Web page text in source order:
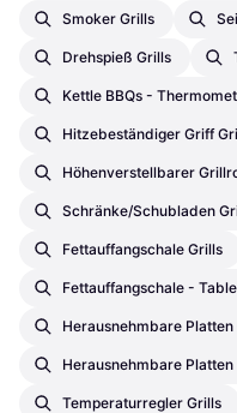
Smoker Grills
Drehspieß Grills
Kettle BBQs -
Hitzebeständiger Griff
Höhenverstellbarer
Schränke/Schubladen
Fettauffangschale Grills
Fettauffangschale -
Herausnehmbare Platten
Herausnehmbare
Temperaturregler Grills